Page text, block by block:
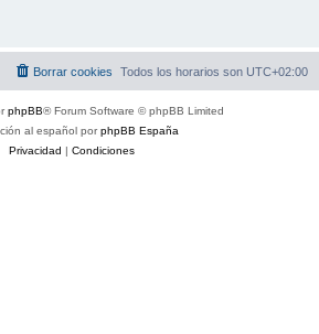
Todos los horarios son UTC+02:00
Borrar cookies
phpBB® Forum Software © phpBB Limited
al español porphpBB España
Privacidad | Condiciones